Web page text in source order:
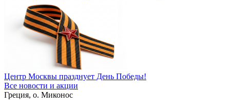
Центр Москвы празднует День Победы!
Все новости и акции
Греция, о. Миконос